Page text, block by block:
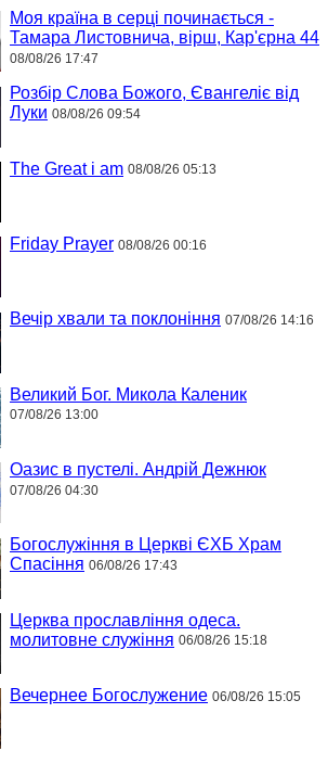
Моя країна в серці починається -
Тамара Листовнича, вірш, Кар'єрна 44
08/08/26 17:47
Розбір Слова Божого, Євангеліє від
Луки 08/08/26 09:54
The Great i am 08/08/26 05:13
Friday Prayer 08/08/26 00:16
Вечір хвали та поклоніння 07/08/26 14:16
Великий Бог. Микола Каленик
07/08/26 13:00
Оазис в пустелі. Андрій Дежнюк
07/08/26 04:30
Богослужіння в Церкві ЄХБ Храм
Спасіння 06/08/26 17:43
Церква прославління одеса.
молитовне служіння 06/08/26 15:18
Вечернее Богослужение 06/08/26 15:05